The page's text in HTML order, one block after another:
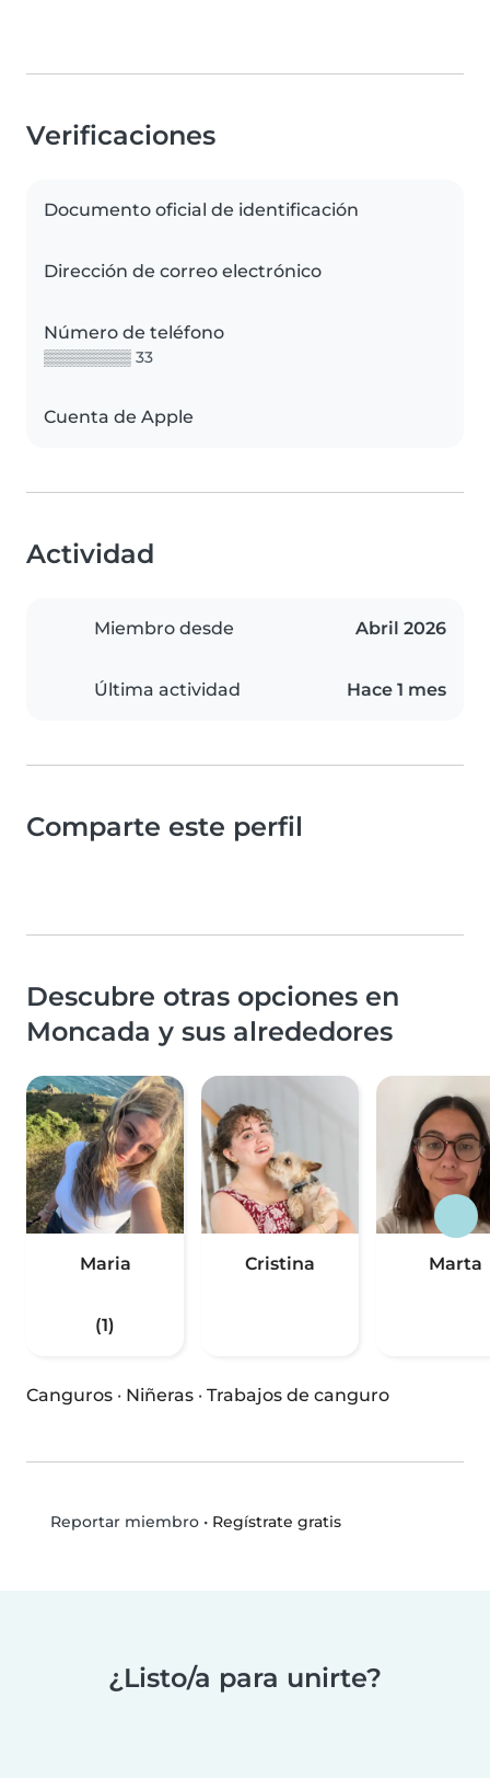
Verificaciones
Documento oficial de identificación
Dirección de correo electrónico
Número de teléfono
▒▒▒▒▒▒▒▒ 33
Cuenta de Apple
Actividad
Miembro desde Abril 2026
Última actividad Hace 1 mes
Comparte este perfil
Descubre otras opciones en
Moncada y sus alrededores
Maria
(1)
Cristina Marta
Canguros · Niñeras · Trabajos de canguro
Reportar miembro• Regístrate gratis
¿Listo/a para unirte?